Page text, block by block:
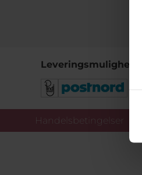
Leveringsmuligheder
Handelsbetingelser